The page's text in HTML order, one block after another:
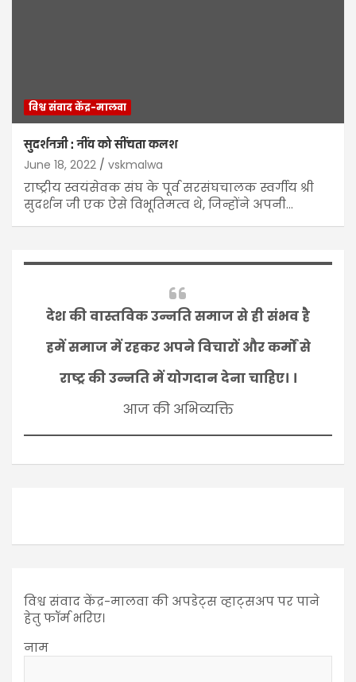
विश्व संवाद केंद्र-मालवा
सुदर्शनजी : नींव को सींचता कलश
June 18, 2022 vskmalwa
राष्ट्रीय स्वयंसेवक संघ के पूर्व सरसंघचालक स्वर्गीय श्री
सुदर्शन जी एक ऐसे विभूतिमत्‍व थे, जिन्होंने अपनी…
देश की वास्तविक उन्नति समाज से ही संभव है
हमें समाज में रहकर अपने विचारों और कर्मों से
राष्ट्र की उन्नति में योगदान देना चाहिए। ।
आज की अभिव्यक्ति
विश्व संवाद केंद्र-मालवा की अपडेट्स व्हाट्सअप पर पाने
हेतु फॉर्म भरिए।
नाम